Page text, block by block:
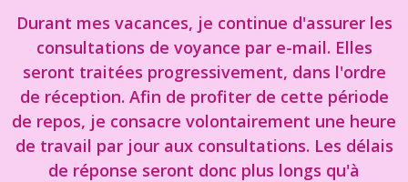
Durant mes vacances, je continue d'assurer les
consultations de voyance par e-mail. Elles
seront traitées progressivement, dans l'ordre
de réception. Afin de profiter de cette période
de repos, je consacre volontairement une heure
de travail par jour aux consultations. Les délais
de réponse seront donc plus longs qu'à